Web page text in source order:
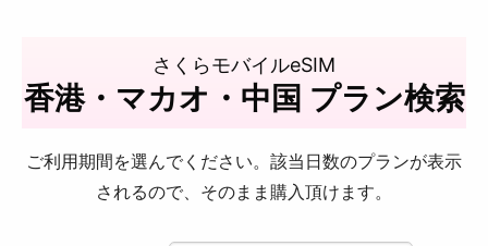
さくらモバイルeSIM
香港・マカオ・中国 プラン検索
ご利用期間を選んでください。該当日数のプランが表示
されるので、そのまま購入頂けます。